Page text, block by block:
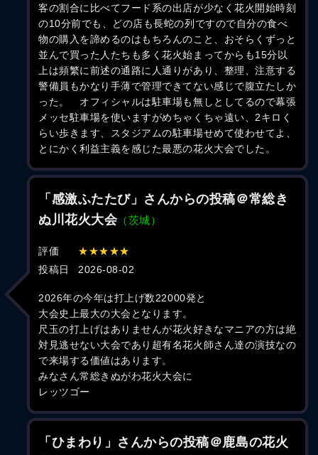
客の割合に比べてフード系の出店が少なく花火開始時刻
の10分前でも、どの店も長蛇の列ですので自分の食べ
物の購入を諦めるのはもちろんのこと、おそらくずっと
並んで買った人たちも多く花火始まってからも15分以
上は頻繁に前述の通路に人通りがあり、整理、注意する
警備員もかなり手薄で管理できてない感じで腹立たしか
った。 オフィシャルは駐車場も無しとしてるので幕張
メッセ駐車場を使いますがめちゃくちゃ遠い、2キロく
らい歩きます、スタジアムの駐車場せめて使わせてよ、
とにかく利益主義を感じた最悪の花火大会でした。
「感激ふたたび」さんからの投稿＠常総き
ぬ川花火大会（茨城）
評価
★★★★★
投稿日
2026-08-02
2026年の今年は打上げ数22000発と
大会史上最大の大会となります。
尺玉の打上げはありませんが花火好きなマニアの方は絶
対見逃せない大会であり超有名花火師さん達の演技なの
で来場する価値はあります。
みなさん常総きぬがわ花火大会に
レッツゴー
「ひまわり」さんからの投稿＠鹿島の花火